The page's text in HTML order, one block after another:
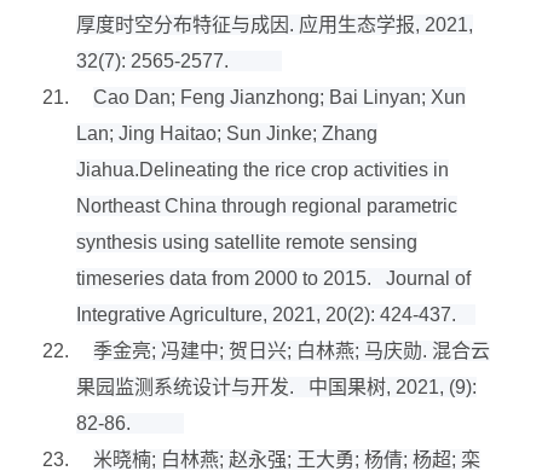
厚度时空分布特征与成因 . 应用生态学报, 2021,
32(7): 2565-2577.
21.
Cao Dan; Feng Jianzhong; Bai Linyan; Xun
Lan; Jing Haitao; Sun Jinke; Zhang
Jiahua.Delineating the rice crop activities in
Northeast China through regional parametric
synthesis using satellite remote sensing
timeseries data from 2000 to 2015. Journal of
Integrative Agriculture, 2021, 20(2): 424-437.
22.
季金亮; 冯建中; 贺日兴; 白林燕; 马庆勋. 混合云
果园监测系统设计与开发. 中国果树, 2021, (9):
82-86.
23.
米晓楠; 白林燕; 赵永强; 王大勇; 杨倩; 杨超; 栾